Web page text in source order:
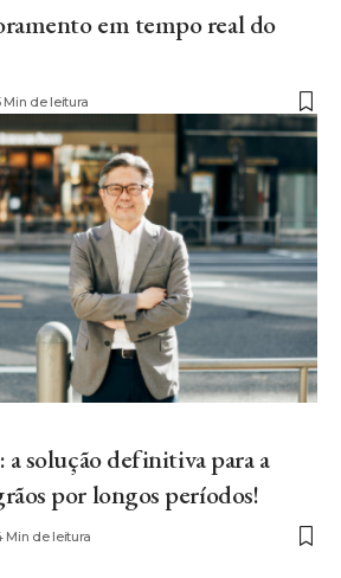
em tempo real do
Min de leitura
a solução definitiva para a
por longos períodos!
Min de leitura